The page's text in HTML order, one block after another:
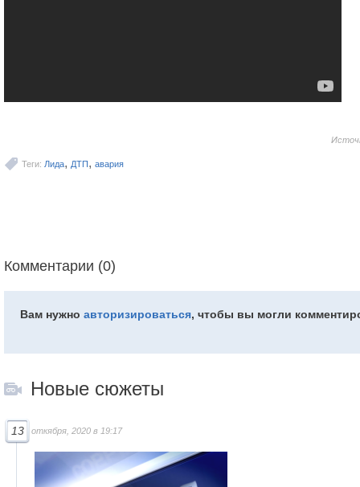
Теги: Лида, ДТП, авария
Комментарии (0)
Вам нужно авторизироваться, чтобы вы могли
Новые сюжеты
13 откября, 2020 в 19:17